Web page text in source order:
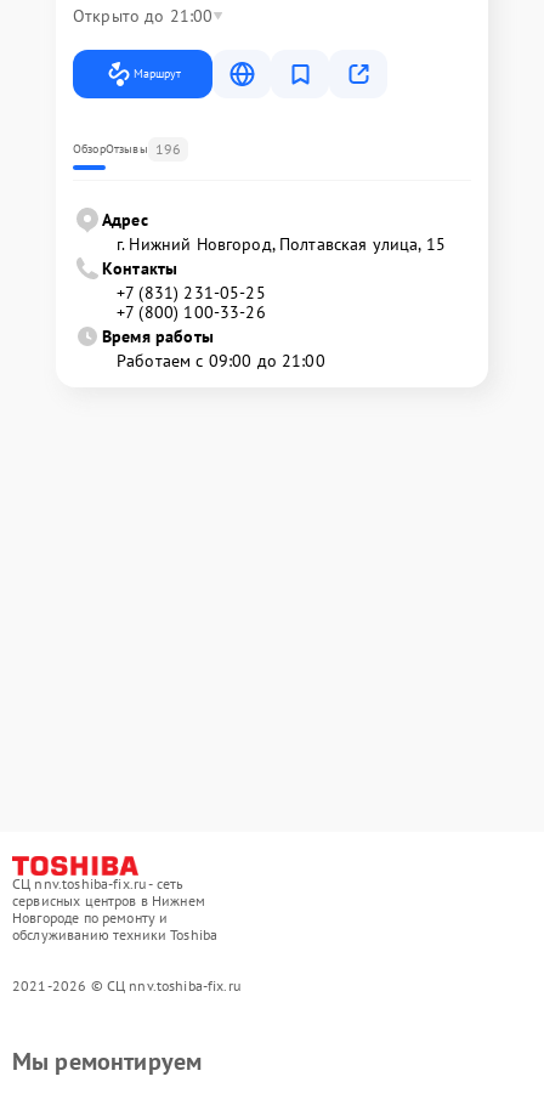
Открыто до 21:00
Маршрут
ОбзорОтзывы 196
Адрес
г. Нижний Новгород, Полтавская улица, 15
Контакты
+7 (831) 231-05-25
+7 (800) 100-33-26
Время работы
Работаем с 09:00 до 21:00
СЦ nnv.toshiba-fix.ru - сеть
сервисных центров в Нижнем
Новгороде по ремонту и
обслуживанию техники Toshiba
2021-2026 © СЦ nnv.toshiba-fix.ru
Мы ремонтируем